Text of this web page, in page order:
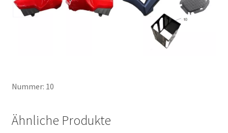
Nummer: 10
Ähnliche Produkte